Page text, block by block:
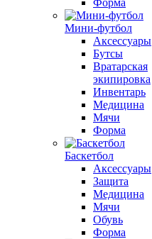
Форма
Мини-футбол
Аксессуары
Бутсы
Вратарская
экипировка
Инвентарь
Медицина
Мячи
Форма
Баскетбол
Аксессуары
Защита
Медицина
Мячи
Обувь
Форма